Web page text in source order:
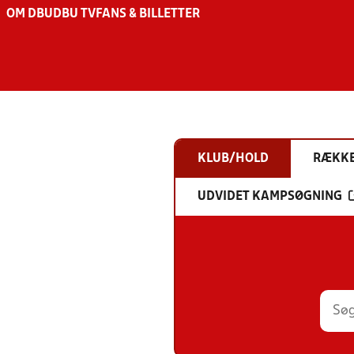
OM DBU DBU TV FANS & BILLETTER
KLUB/HOLD
UDVIDET KAMPSØGNING